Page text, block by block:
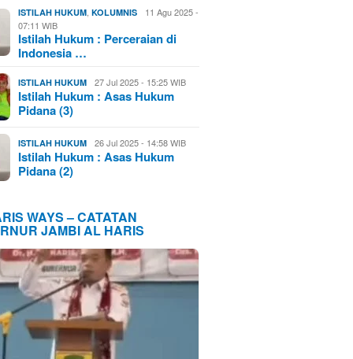
ISTILAH HUKUM ,KOLUMNIS
11 Agu 2025 -
07:11 WIB
Istilah Hukum : Perceraian di
Indonesia …
ISTILAH HUKUM 27 Jul 2025 - 15:25 WIB
Istilah Hukum : Asas Hukum
Pidana (3)
ISTILAH HUKUM 26 Jul 2025 - 14:58 WIB
Istilah Hukum : Asas Hukum
Pidana (2)
WAYS – CATATAN
JAMBI AL HARIS